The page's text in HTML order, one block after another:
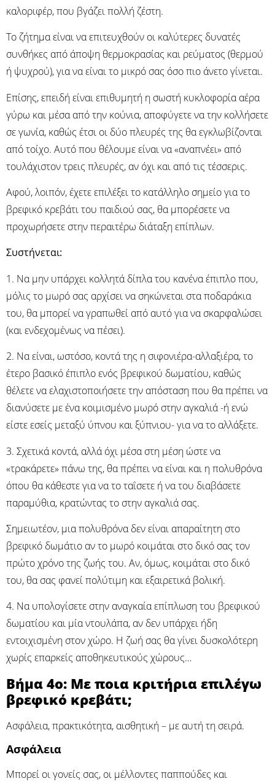
καλοριφέρ, που βγάζει πολλή ζέστη.
Το ζήτημα είναι να επιτευχθούν οι καλύτερες δυνατές
συνθήκες από άποψη θερμοκρασίας και ρεύματος (θερμού
ή ψυχρού), για να είναι το μικρό σας όσο πιο άνετο γίνεται.
Επίσης, επειδή είναι επιθυμητή η σωστή κυκλοφορία αέρα
γύρω και μέσα από την κούνια, αποφύγετε να την κολλήσετε
σε γωνία, καθώς έτσι οι δύο πλευρές της θα εγκλωβίζονται
από τοίχο. Αυτό που θέλουμε είναι να «αναπνέει» από
τουλάχιστον τρεις πλευρές, αν όχι και από τις τέσσερις.
Αφού, λοιπόν, έχετε επιλέξει το κατάλληλο σημείο για το
βρεφικό κρεβάτι του παιδιού σας, θα μπορέσετε να
προχωρήσετε στην περαιτέρω διάταξη επίπλων.
Συστήνεται:
1. Να μην υπάρχει κολλητά δίπλα του κανένα έπιπλο που,
μόλις το μωρό σας αρχίσει να σηκώνεται στα ποδαράκια
του, θα μπορεί να γραπωθεί από αυτό για να σκαρφαλώσει
(και ενδεχομένως να πέσει).
2. Να είναι, ωστόσο, κοντά της η σιφονιέρα-αλλαξιέρα, το
έτερο βασικό έπιπλο ενός βρεφικού δωματίου, καθώς
θέλετε να ελαχιστοποιήσετε την απόσταση που θα πρέπει να
διανύσετε με ένα κοιμισμένο μωρό στην αγκαλιά -ή ενώ
είστε εσείς μεταξύ ύπνου και ξύπνιου- για να το αλλάξετε.
3. Σχετικά κοντά, αλλά όχι μέσα στη μέση ώστε να
«τρακάρετε» πάνω της, θα πρέπει να είναι και η πολυθρόνα
όπου θα κάθεστε για να το ταΐσετε ή να του διαβάσετε
παραμύθια, κρατώντας το στην αγκαλιά σας.
Σημειωτέον, μια πολυθρόνα δεν είναι απαραίτητη στο
βρεφικό δωμάτιο αν το μωρό κοιμάται στο δικό σας τον
πρώτο χρόνο της ζωής του. Αν, όμως, κοιμάται στο δικό
του, θα σας φανεί πολύτιμη και εξαιρετικά βολική.
4. Να υπολογίσετε στην αναγκαία επίπλωση του βρεφικού
δωματίου και μία ντουλάπα, αν δεν υπάρχει ήδη
εντοιχισμένη στον χώρο. Η ζωή σας θα γίνει δυσκολότερη
χωρίς επαρκείς αποθηκευτικούς χώρους…
Βήμα 4ο: Με ποια κριτήρια επιλέγω
βρεφικό κρεβάτι;
Ασφάλεια, πρακτικότητα, αισθητική – με αυτή τη σειρά.
Ασφάλεια
Μπορεί οι γονείς σας, οι μέλλοντες παππούδες και